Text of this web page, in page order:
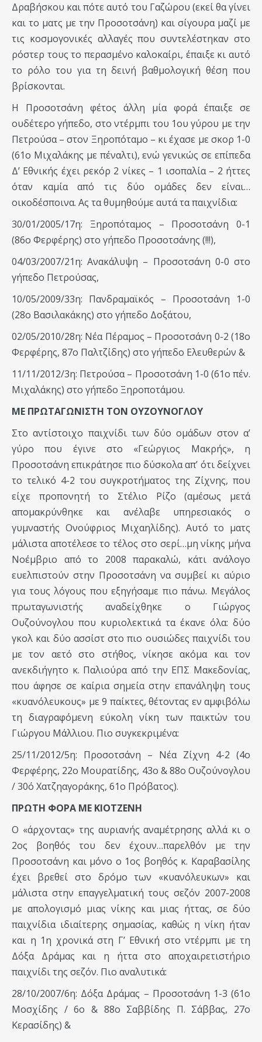
Δραβήσκου και πότε αυτό του Γαζώρου (εκεί θα γίνει
και το ματς με την Προσοτσάνη) και σίγουρα μαζί με
τις κοσμογονικές αλλαγές που συντελέστηκαν στο
ρόστερ τους το περασμένο καλοκαίρι, έπαιξε κι αυτό
το ρόλο του για τη δεινή βαθμολογική θέση που
βρίσκονται.
Η Προσοτσάνη φέτος άλλη μία φορά έπαιξε σε
ουδέτερο γήπεδο, στο ντέρμπι του 1ου γύρου με την
Πετρούσα – στον Ξηροπόταμο – κι έχασε με σκορ 1-0
(61ο Μιχαλάκης με πέναλτι), ενώ γενικώς σε επίπεδα
Δ’ Εθνικής έχει ρεκόρ 2 νίκες – 1 ισοπαλία – 2 ήττες
όταν καμία από τις δύο ομάδες δεν είναι…
οικοδέσποινα. Ας τα θυμηθούμε αυτά τα παιχνίδια:
30/01/2005/17η: Ξηροπόταμος – Προσοτσάνη 0-1
(86ο Φερφέρης) στο γήπεδο Προσοτσάνης (!!!),
04/03/2007/21η: Ανακάλυψη – Προσοτσάνη 0-0 στο
γήπεδο Πετρούσας,
10/05/2009/33η: Πανδραμαϊκός – Προσοτσάνη 1-0
(28ο Βασιλακάκης) στο γήπεδο Δοξάτου,
02/05/2010/28η: Νέα Πέραμος – Προσοτσάνη 0-2 (18ο
Φερφέρης, 87ο Παλτζίδης) στο γήπεδο Ελευθερών &
11/11/2012/3η: Πετρούσα – Προσοτσάνη 1-0 (61ο πέν.
Μιχαλάκης) στο γήπεδο Ξηροποτάμου.
ΜΕ ΠΡΩΤΑΓΩΝΙΣΤΗ ΤΟΝ ΟΥΖΟΥΝΟΓΛΟΥ
Στο αντίστοιχο παιχνίδι των δύο ομάδων στον α’
γύρο που έγινε στο «Γεώργιος Μακρής», η
Προσοτσάνη επικράτησε πιο δύσκολα απ’ ότι δείχνει
το τελικό 4-2 του συγκροτήματος της Ζίχνης, που
είχε προπονητή το Στέλιο Ρίζο (αμέσως μετά
απομακρύνθηκε και ανέλαβε υπηρεσιακός ο
γυμναστής Ονούφριος Μιχαηλίδης). Αυτό το ματς
μάλιστα αποτέλεσε το τέλος στο σερί…μη νίκης μήνα
Νοέμβριο από το 2008 παρακαλώ, κάτι ανάλογο
ευελπιστούν στην Προσοτσάνη να συμβεί κι αύριο
για τους λόγους που εξηγήσαμε πιο πάνω. Μεγάλος
πρωταγωνιστής αναδείχθηκε ο Γιώργος
Ουζούνογλου που κυριολεκτικά τα έκανε όλα: δύο
γκολ και δύο ασσίστ στο πιο ουσιώδες παιχνίδι του
με τον αετό στο στήθος, νίκησε ακόμα και τον
ανεκδιήγητο κ. Παλιούρα από την ΕΠΣ Μακεδονίας,
που άφησε σε καίρια σημεία στην επανάληψη τους
«κυανόλευκους» με 9 παίκτες, θέτοντας εν αμφιβόλω
τη διαγραφόμενη εύκολη νίκη των παικτών του
Γιώργου Μάλλιου. Πιο συγκεκριμένα:
25/11/2012/5η: Προσοτσάνη – Νέα Ζίχνη 4-2 (4ο
Φερφέρης, 22ο Μουρατίδης, 43ο & 88ο Ουζούνογλου
/ 30ό Χατζηαγοράκης, 61ο Πρόβατος).
ΠΡΩΤΗ ΦΟΡΑ ΜΕ ΚΙΟΤΖΕΝΗ
Ο «άρχοντας» της αυριανής αναμέτρησης αλλά κι ο
2ος βοηθός του δεν έχουν…παρελθόν με την
Προσοτσάνη και μόνο ο 1ος βοηθός κ. Καραβασίλης
έχει βρεθεί στο δρόμο των «κυανόλευκων» και
μάλιστα στην επαγγελματική τους σεζόν 2007-2008
με απολογισμό μιας νίκης και μιας ήττας, σε δύο
παιχνίδια ιδιαίτερης σημασίας, καθώς η νίκη ήταν
και η 1η χρονικά στη Γ’ Εθνική στο ντέρμπι με τη
Δόξα Δράμας και η ήττα στο αποχαιρετιστήριο
παιχνίδι της σεζόν. Πιο αναλυτικά:
28/10/2007/6η: Δόξα Δράμας – Προσοτσάνη 1-3 (61ο
Μοσχίδης / 6ο & 88ο Σαββίδης Π. Σάββας, 27ο
Κερασίδης) &